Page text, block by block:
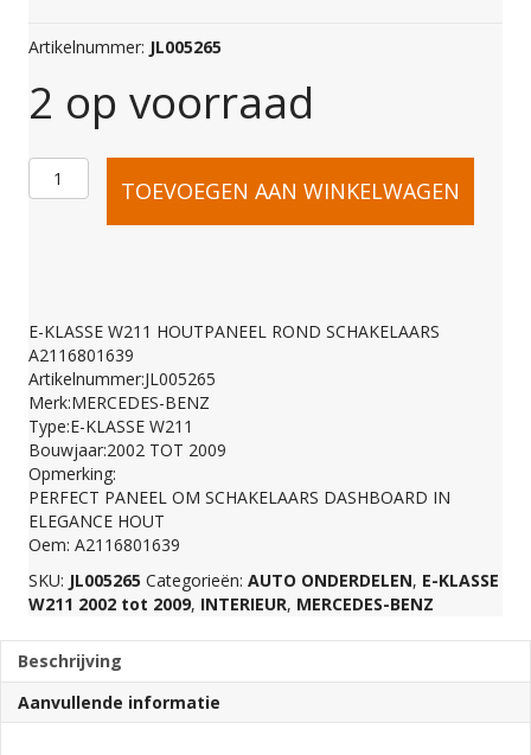
Artikelnummer: JL005265
2 op voorraad
E-
W211
HOUTPANEEL
ROND
SCHAKELAARS
A2116801639
aantal
TOEVOEGEN AAN WINKELWAGEN
E-KLASSE W211 HOUTPANEEL ROND SCHAKELAARS
A2116801639
Artikelnummer:JL005265
Merk:MERCEDES-BENZ
Type:E-KLASSE W211
Bouwjaar:2002 TOT 2009
Opmerking:
PERFECT PANEEL OM SCHAKELAARS DASHBOARD IN
ELEGANCE HOUT
Oem: A2116801639
SKU: JL005265 Categorieën: AUTO ONDERDELEN, E-KLASSE
W211 2002 tot 2009, INTERIEUR, MERCEDES-BENZ
Beschrijving
Aanvullende informatie